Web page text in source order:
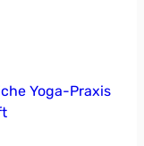
Yoga-Praxis